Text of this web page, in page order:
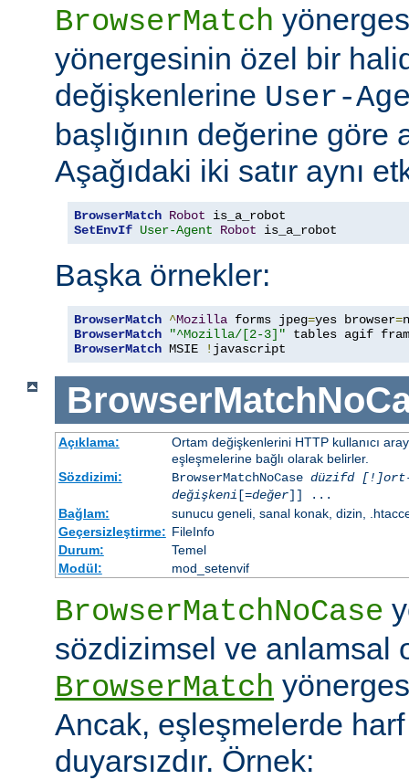
BrowserMatch
yönergesinin özel bir
değişkenlerine User-
başlığının değerine göre
Aşağıdaki iki satır aynı
BrowserMatch Robot
SetEnvIf User-Agent Robot is_a_robot
Başka örnekler:
BrowserMatch ^Mozilla forms jpeg=yes browser=
BrowserMatch
"^Mozilla/[2-3]"
BrowserMatch MSIE ! javascript
Açıklama:
Ortam değişkenlerini HTTP kullanıcı
eşleşmelerine bağlı olarak belirler.
Sözdizimi:
BrowserMatchNoCase düzifd [!]ort-
değişkeni [=değer]] ...
Bağlam:
sunucu geneli, sanal konak, dizin,
Geçersizleştirme: FileInfo
Durum:
Temel
Modül:
mod_setenvif
BrowserMatchNoCase
sözdizimsel ve anlamsal
BrowserMatch
Ancak, eşleşmelerde
duyarsızdır. Örnek: